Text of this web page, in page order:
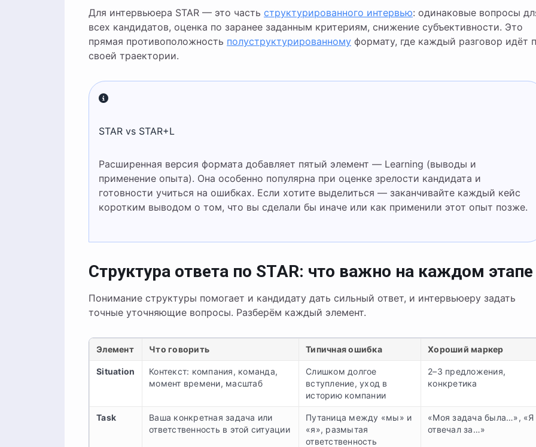
Для интервьюера STAR — это часть структурированного интервью: одинаковые вопросы
всех кандидатов, оценка по заранее заданным критериям, снижение субъективности. Это
прямая противоположность полуструктурированному формату, где каждый разговор идёт
своей траектории.
STAR vs STAR+L
Расширенная версия формата добавляет пятый элемент — Learning (выводы и
применение опыта). Она особенно популярна при оценке зрелости кандидата и
готовности учиться на ошибках. Если хотите выделиться — заканчивайте каждый кейс
коротким выводом о том, что вы сделали бы иначе или как применили этот опыт позже.
Структура ответа по STAR: что важно на каждом этапе
Понимание структуры помогает и кандидату дать сильный ответ, и интервьюеру задать
точные уточняющие вопросы. Разберём каждый элемент.
Элемент Что говорить Типичная ошибка Хороший маркер
Situation
Контекст: компания, команда,
момент времени, масштаб
Слишком долгое
вступление, уход в
историю компании
2–3 предложения,
конкретика
Task
Ваша конкретная задача или
ответственность в этой ситуации
Путаница между «мы» и
«я», размытая
ответственность
«Моя задача была…», «Я
отвечал за…»